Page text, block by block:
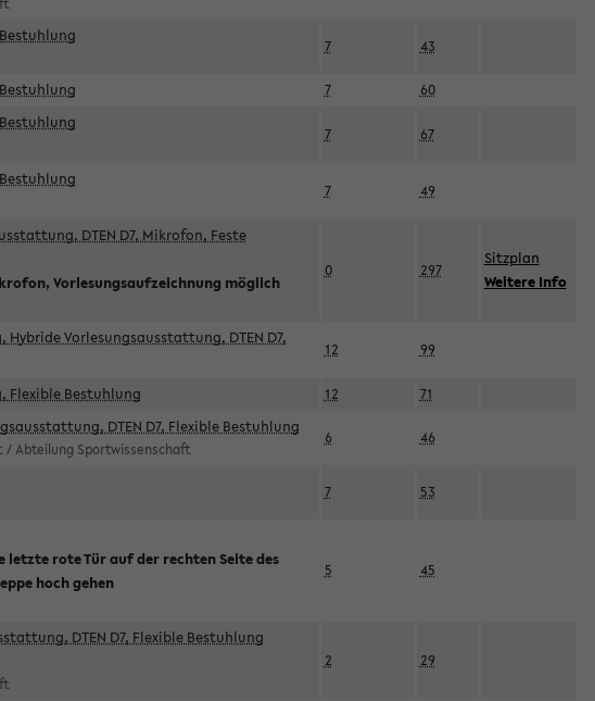
7 43
7 60
7 67
7 49
DTEN D7, Mikrofon, Feste
Vorlesungsaufzeichnung möglich
0 297
Sitzplan
Weitere Info
Hybride Vorlesungsausstattung, DTEN D7,
12 99
Flexible Bestuhlung 12 71
DTEN D7, Flexible Bestuhlung
/ Abteilung Sportwissenschaft
6 46
7 53
letzte rote Tür auf der rechten Seite des
hoch gehen
5 45
DTEN D7, Flexible Bestuhlung
2 29